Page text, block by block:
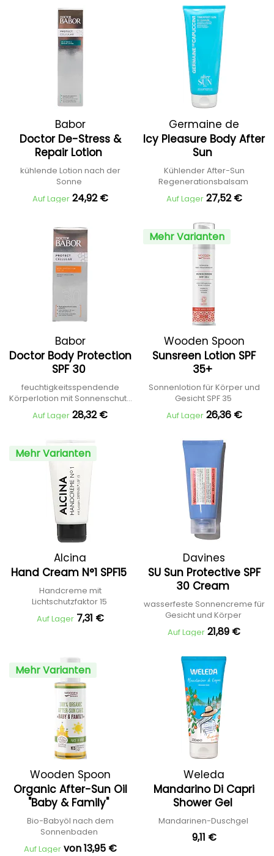
Babor
Doctor De-Stress &
Repair Lotion
kühlende Lotion nach der
Sonne
Auf Lager 24,92 €
Germaine de
Capuccini
Icy Pleasure Body After
Sun
Kühlender After-Sun
Regenerationsbalsam
Auf Lager 27,52 €
Babor
Doctor Body Protection
SPF 30
feuchtigkeitsspendende
Körperlotion mit Sonnenschutz
LSF 30
Auf Lager 28,32 €
Mehr Varianten
Wooden Spoon
Sunsreen Lotion SPF
35+
Sonnenlotion für Körper und
Gesicht SPF 35
Auf Lager 26,36 €
Mehr Varianten
Alcina
Hand Cream N°1 SPF15
Handcreme mit
Lichtschutzfaktor 15
Auf Lager 7,31 €
Davines
SU Sun Protective SPF
30 Cream
wasserfeste Sonnencreme für
Gesicht und Körper
Auf Lager 21,89 €
Mehr Varianten
Wooden Spoon
Organic After-Sun Oil
"Baby & Family"
Bio-Babyöl nach dem
Sonnenbaden
Auf Lager von 13,95 €
Weleda
Mandarino Di Capri
Shower Gel
Mandarinen-Duschgel
9,11 €